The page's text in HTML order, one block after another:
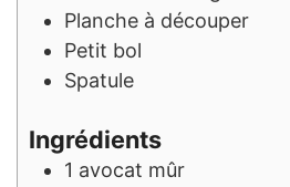
Planche à découper
Petit bol
Spatule
Ingrédients
1 avocat mûr